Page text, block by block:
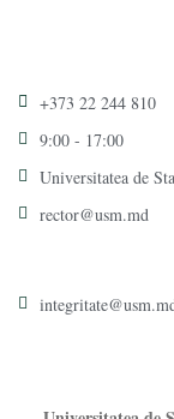
+373 22 244 810
9:00 - 17:00
Universitatea de
rector@usm.md